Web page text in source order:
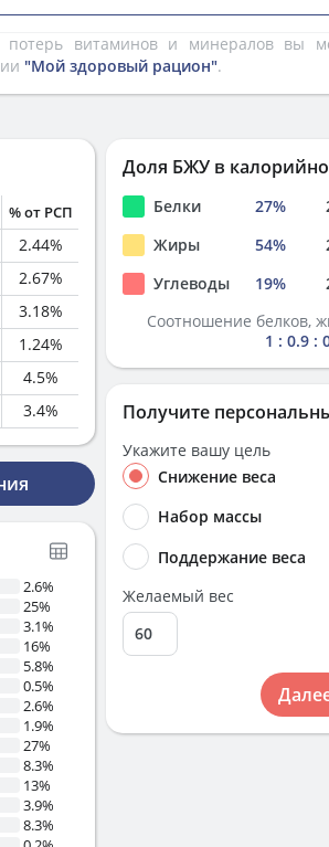
потерь витаминов и минералов вы
"Мой здоровый рацион".
% от РСП
2.44%
2.67%
3.18%
1.24%
4.5%
3.4%
2.6%
25%
3.1%
16%
5.8%
0.5%
2.6%
1.9%
27%
8.3%
13%
3.9%
8.3%
Доля БЖУ в
Белки 27%
Жиры
54%
Углеводы
19%
Соотношение белков,
1 : 0.9 :
Получите
Укажите вашу цель
Снижение веса
Набор массы
Поддержание веса
Желаемый вес